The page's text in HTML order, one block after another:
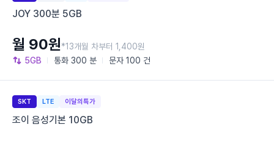
JOY 300분 5GB
5GB 통화 300 분 문자 100 건
월 90원*13개월 차부터 1,400원
SKT LTE 이달의특가
조이 음성기본 10GB